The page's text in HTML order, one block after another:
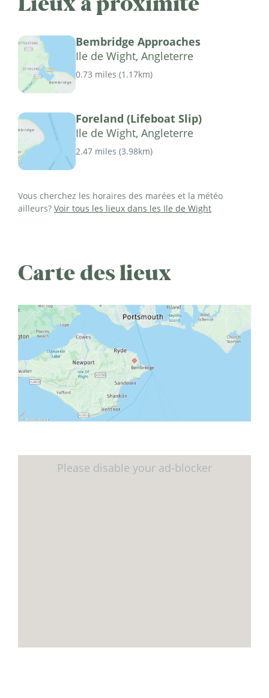
Bembridge Approaches
Ile de Wight, Angleterre
0.73 miles (1.17km)
Foreland (Lifeboat Slip)
Ile de Wight, Angleterre
2.47 miles (3.98km)
Vous cherchez les horaires des marées et la météo
ailleurs? Voir tous les lieux dans les Ile de Wight
Carte des lieux